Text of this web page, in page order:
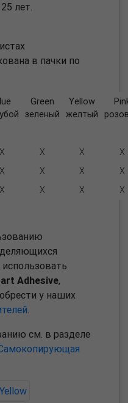
лет.
в пачки по
Green
зеленый
Yellow
желтый
X X X
X
X X X
X
X X X X
Adhesive,
у наших
.
см. в разделе